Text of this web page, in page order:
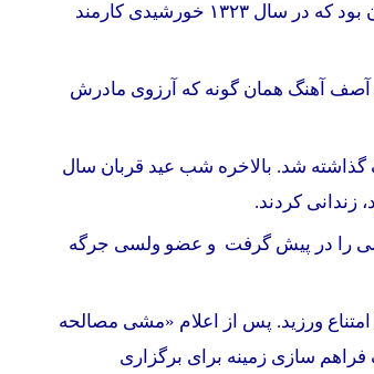
آن گاه که زمانه دگرگون شد و سردار شاه محمود خان، به قدرت رسید، محمدآصف آهنگ، اجازه یافت تا در مووسسات غیر دولتی کار کند. همان بود که در سال ۱۳٢۳ خورشيدی کارمند
ترتیب آصف آهنگ همان گونه که آرزوی مادرش
شد. بالاخره شب عید قربان سال
را در پیش گرفت و عضو ولسی جرگه
ورزید. پس از اعلام «مشی مصالحه
سازی زمینه برای برگزاری